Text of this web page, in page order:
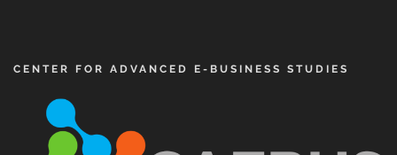
CENTER FOR ADVANCED E-BUSINESS STUDIES